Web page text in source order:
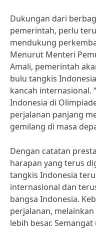
Dukungan dari
pemerintah, perlu
mendukung
Menurut Menteri
Amali, pemerintah
bulu tangkis
kancah internasional.
Indonesia di
perjalanan panjang
gemilang di masa
Dengan catatan
harapan yang terus
tangkis Indonesia
internasional dan
bangsa Indonesia.
perjalanan,
lebih besar.